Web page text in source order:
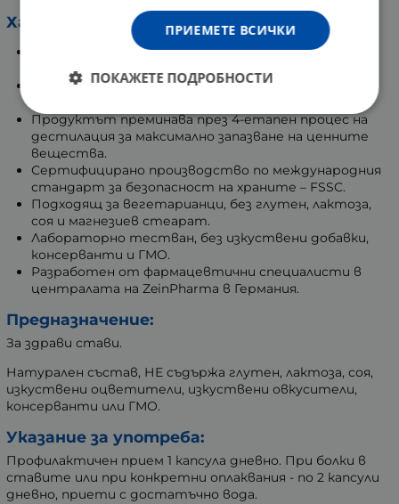
Характеристики:
Съдържа 99.8% чист метилсулфонилметан с
органичен произход от САЩ.
Осигурява 1000 mg патентован OptiMSM® в една
Продуктът преминава през 4-етапен процес на
дестилация за максимално запазване на ценните
вещества.
Сертифицирано производство по международния
стандарт за безопасност на храните – FSSC.
Подходящ за вегетарианци, без глутен, лактоза,
соя и магнезиев стеарат.
Лабораторно тестван, без изкуствени добавки,
консерванти и ГМО.
Разработен от фармацевтични специалисти в
централата на ZeinPharma в Германия.
Предназначение:
За здрави стави.
Натурален състав, НЕ съдържа глутен, лактоза, соя,
изкуствени оцветители, изкуствени овкусители,
консерванти или ГМО.
Указание за употреба:
Профилактичен прием 1 капсула дневно. При болки в
ставите или при конкретни оплаквания - по 2 капсули
дневно, приети с достатъчно вода.
ПРИЕМЕТЕ ВСИЧКИ
ПОКАЖЕТЕ ПОДРОБНОСТИ